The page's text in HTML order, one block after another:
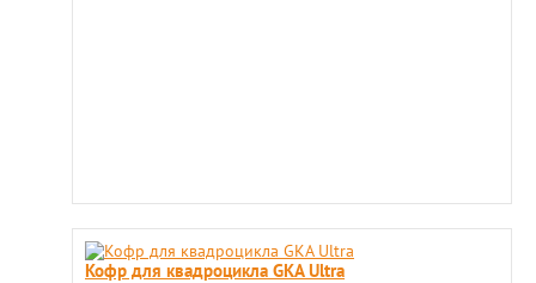
Кофр для квадроцикла GKA Ultra